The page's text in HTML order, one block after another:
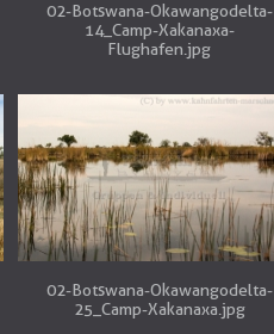
02-Botswana-Okawangodelta-
14_Camp-Xakanaxa-
Flughafen.jpg
02-Botswana-Okawangodelta-
25_Camp-Xakanaxa.jpg